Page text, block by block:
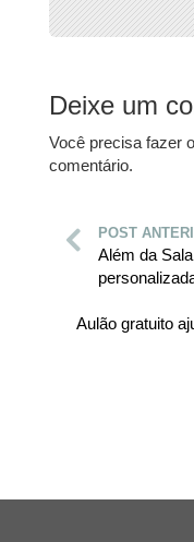
Deixe um
Você precisa fazer o
comentário.
POST
Além da
Aulão gratuito